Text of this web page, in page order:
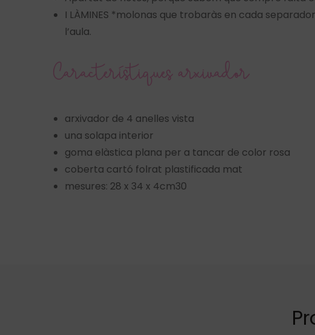
I LÀMINES *molonas que trobaràs en cada
l’aula.
Característiques arxivador
arxivador de 4 anelles vista
una solapa interior
goma elàstica plana per a tancar de color rosa
coberta cartó folrat plastificada mat
mesures: 28 x 34 x 4cm30